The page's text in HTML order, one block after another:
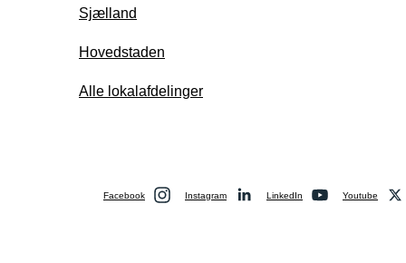
Sjælland
Hovedstaden
Alle lokalafdelinger
Facebook Instagram LinkedIn Youtube